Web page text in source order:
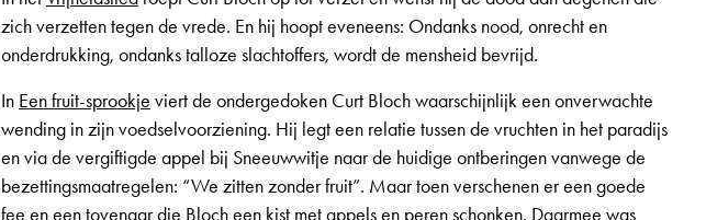
zich verzetten tegen de vrede. En hij hoopt eveneens: Ondanks nood, onrecht en
onderdrukking, ondanks talloze slachtoffers, wordt de mensheid bevrijd.
In Een fruit-sprookje viert de ondergedoken Curt Bloch waarschijnlijk een onverwachte
wending in zijn voedselvoorziening. Hij legt een relatie tussen de vruchten in het paradijs
en via de vergiftigde appel bij Sneeuwwitje naar de huidige ontberingen vanwege de
bezettingsmaatregelen: “We zitten zonder fruit”. Maar toen verschenen er een goede
fee en een tovenaar die Bloch een kist met appels en peren schonken. Daarmee was